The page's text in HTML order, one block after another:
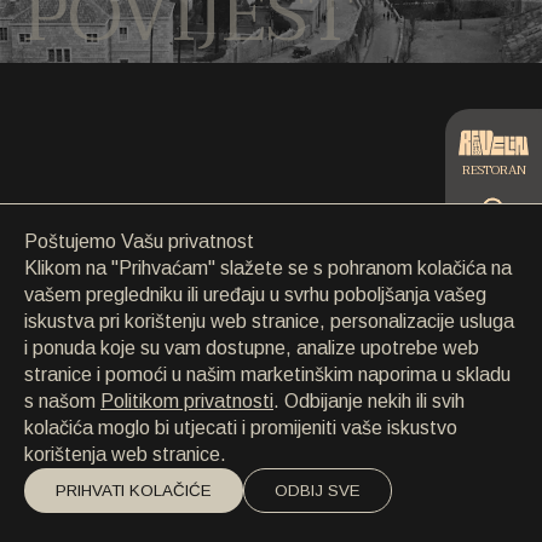
KONTAKT
KONTAKT
EN/HR
KULTURA
RESTORAN
CATERING
PLAŽA
Poštujemo Vašu privatnost
Klikom na "Prihvaćam" slažete se s pohranom kolačića na
vašem pregledniku ili uređaju u svrhu poboljšanja vašeg
iskustva pri korištenju web stranice, personalizacije usluga
i ponuda koje su vam dostupne, analize upotrebe web
stranice i pomoći u našim marketinškim naporima u skladu
s našom Politikom privatnosti. Odbijanje nekih ili svih
kolačića moglo bi utjecati i promijeniti vaše iskustvo
korištenja web stranice.
PRIHVATI KOLAČIĆE ODBIJ SVE